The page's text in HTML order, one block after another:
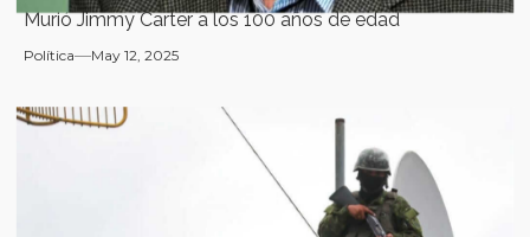
Murió Jimmy Carter a los 100 años de edad
Política May 12, 2025